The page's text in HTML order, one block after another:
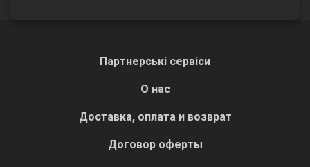
Партнерські сервіси
О нас
Доставка, оплата и возврат
Договор оферты